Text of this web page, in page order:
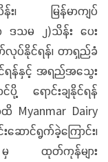
း၊ မြန်မာကျပ်
ဒသမ ၂)သိန်း ပေး
လုပ်နိုင်ရန်၊ တာရှည်ခံ
ရန်နှင့် အရည်အသွေး
ရောင်းချနိုင်ရန်
Dairy
ောင်ရွက်ခဲ့ကြောင်း၊
မှ ထုတ်ကုန်များ